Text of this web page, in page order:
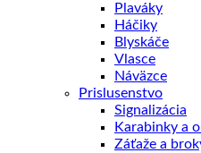
Plaváky
Háčiky
Blyskáče
Vlasce
Náväzce
Prislusenstvo
Signalizácia
Karabinky a
Záťaže a